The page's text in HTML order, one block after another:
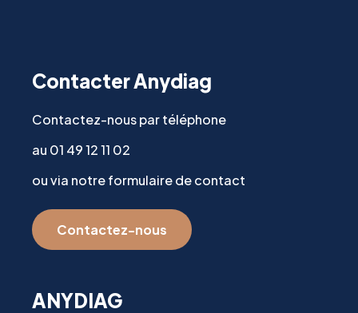
Contacter Anydiag
Contactez-nous par téléphone
au 01 49 12 11 02
ou via notre formulaire de contact
Contactez-nous
ANYDIAG